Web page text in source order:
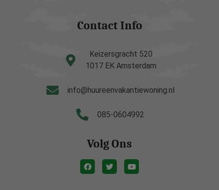
Contact Info
Keizersgracht 520
1017 EK Amsterdam
info@huureenvakantiewoning.nl
085-0604992
Volg Ons